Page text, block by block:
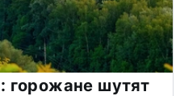
горожане шутят